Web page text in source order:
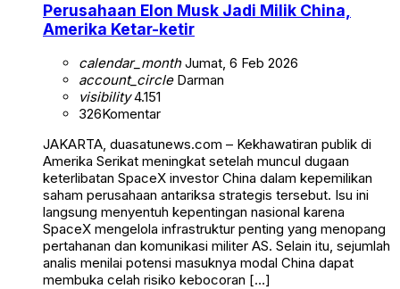
Perusahaan Elon Musk Jadi Milik China,
Amerika Ketar-ketir
calendar_monthJumat, 6 Feb 2026
account_circleDarman
visibility4.151
326Komentar
JAKARTA, duasatunews.com – Kekhawatiran publik di
Amerika Serikat meningkat setelah muncul dugaan
keterlibatan SpaceX investor China dalam kepemilikan
saham perusahaan antariksa strategis tersebut. Isu ini
langsung menyentuh kepentingan nasional karena
SpaceX mengelola infrastruktur penting yang menopang
pertahanan dan komunikasi militer AS. Selain itu, sejumlah
analis menilai potensi masuknya modal China dapat
membuka celah risiko kebocoran […]